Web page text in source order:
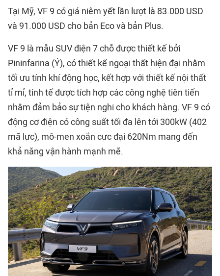
Tại Mỹ, VF 9 có giá niêm yết lần lượt là 83.000 USD
và 91.000 USD cho bản Eco và bản Plus.
VF 9 là mẫu SUV điện 7 chỗ được thiết kế bởi
Pininfarina (Ý), có thiết kế ngoại thất hiện đại nhằm
tối ưu tính khí động học, kết hợp với thiết kế nội thất
tỉ mỉ, tinh tế được tích hợp các công nghệ tiên tiến
nhằm đảm bảo sự tiện nghi cho khách hàng. VF 9 có
động cơ điện có công suất tối đa lên tới 300kW (402
mã lực), mô-men xoắn cực đại 620Nm mang đến
khả năng vận hành mạnh mẽ.